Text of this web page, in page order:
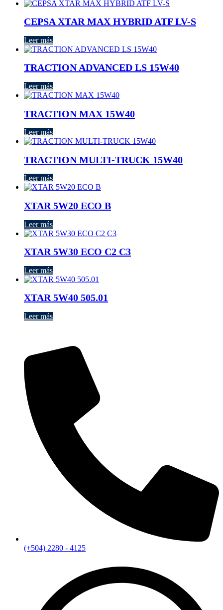
CEPSA XTAR MAX HYBRID ATF LV-S
Leer más
TRACTION ADVANCED LS 15W40
Leer más
TRACTION MAX 15W40
Leer más
TRACTION MULTI-TRUCK 15W40
Leer más
XTAR 5W20 ECO B
Leer más
XTAR 5W30 ECO C2 C3
Leer más
XTAR 5W40 505.01
Leer más
(+504) 2280 - 4125